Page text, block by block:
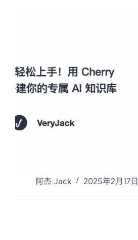
阿杰 Jack 2025年2月17日